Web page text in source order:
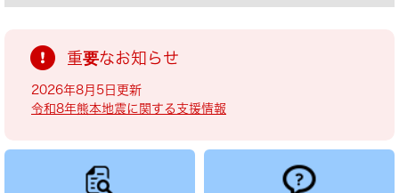
重要なお知らせ
2026年8月5日更新
令和8年熊本地震に関する支援情報